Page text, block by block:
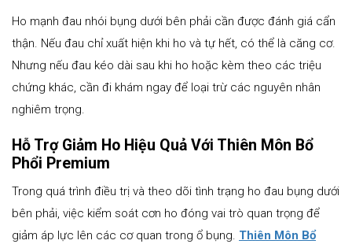
Ho mạnh đau nhói bụng dưới bên phải cần được đánh giá cẩn
thận. Nếu đau chỉ xuất hiện khi ho và tự hết, có thể là căng cơ.
Nhưng nếu đau kéo dài sau khi ho hoặc kèm theo các triệu
chứng khác, cần đi khám ngay để loại trừ các nguyên nhân
nghiêm trọng.
Hỗ Trợ Giảm Ho Hiệu Quả Với Thiên Môn Bổ
Phổi Premium
Trong quá trình điều trị và theo dõi tình trạng ho đau bụng dưới
bên phải, việc kiểm soát cơn ho đóng vai trò quan trọng để
giảm áp lực lên các cơ quan trong ổ bụng. Thiên Môn Bổ